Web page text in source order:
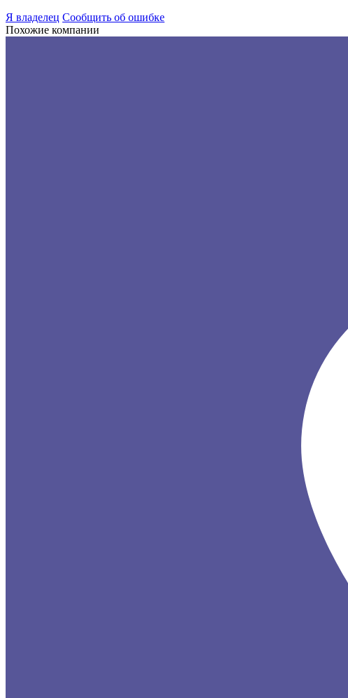
Я владелец Сообщить об ошибке
Похожие компании